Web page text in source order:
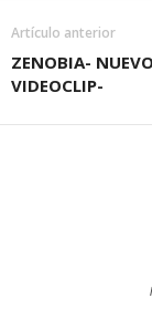
Artículo anterior
ZENOBIA- NUEVO
VIDEOCLIP-